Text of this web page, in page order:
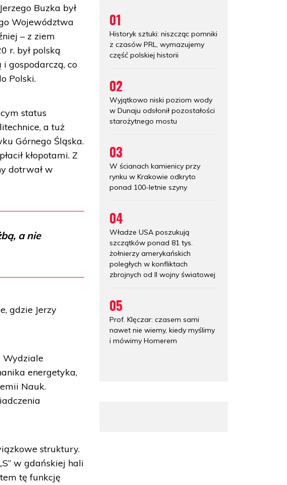
Buzka był
Województwa
– z ziem
r. był polską
gospodarczą, co
Polski.
status
a tuż
Górnego Śląska.
kłopotami. Z
dotrwał w
a nie
gdzie Jerzy
Wydziale
energetyka,
Nauk.
struktury.
w gdańskiej hali
tę funkcję
01
Historyk sztuki: niszcząc pomniki
z czasów PRL, wymazujemy
część polskiej historii
02
Wyjątkowo niski poziom wody
w Dunaju odsłonił pozostałości
starożytnego mostu
03
W ścianach kamienicy przy
rynku w Krakowie odkryto
ponad 100-letnie szyny
04
Władze USA poszukują
szczątków ponad 81 tys.
żołnierzy amerykańskich
poległych w konfliktach
zbrojnych od II wojny światowej
05
Prof. Klęczar: czasem sami
nawet nie wiemy, kiedy myślimy
i mówimy Homerem